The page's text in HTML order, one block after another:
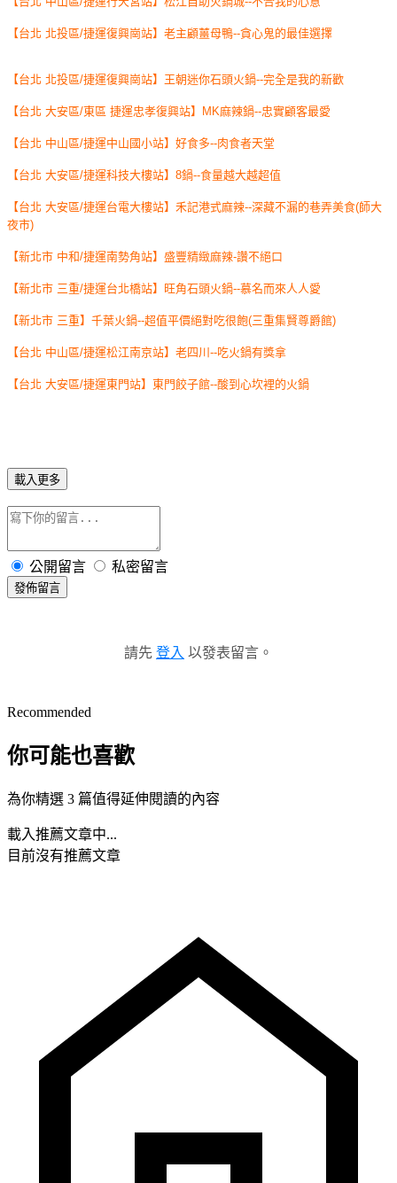
【台北 北投區/捷運復興崗站】老主顧薑母鴨--貪心鬼的最佳選擇
【台北 北投區/捷運復興崗站】王朝迷你石頭火鍋--完全是我的新歡
【台北 大安區/東區 捷運忠孝復興站】MK麻辣鍋--忠實顧客最愛
【台北 中山區/捷運中山國小站】好食多--肉食者天堂
【台北 大安區/捷運科技大樓站】8鍋--食量越大越超值
【台北 大安區/捷運台電大樓站】禾記港式麻辣--深藏不漏的巷弄美食(師大
夜市)
【新北市 中和/捷運南勢角站】盛豐精緻麻辣-讚不絕口
【新北市 三重/捷運台北橋站】旺角石頭火鍋--慕名而來人人愛
【新北市 三重】千葉火鍋--超值平價絕對吃很飽(三重集賢尊爵館)
【台北 中山區/捷運松江南京站】老四川--吃火鍋有獎拿
【台北 大安區/捷運東門站】東門餃子館--酸到心坎裡的火鍋
載入更多
公開留言 私密留言
發佈留言
請先 登入 以發表留言。
Recommended
你可能也喜歡
為你精選 3 篇值得延伸閱讀的內容
載入推薦文章中...
目前沒有推薦文章